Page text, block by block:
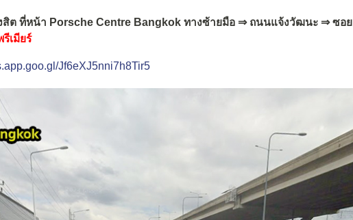
งสิต ที่หน้า Porsche Centre Bangkok ทางซ้ายมือ ⇒ ถนนแจ้งวัฒนะ ⇒ ซอย
เมียร์
Jf6eXJ5nni7h8Tir5